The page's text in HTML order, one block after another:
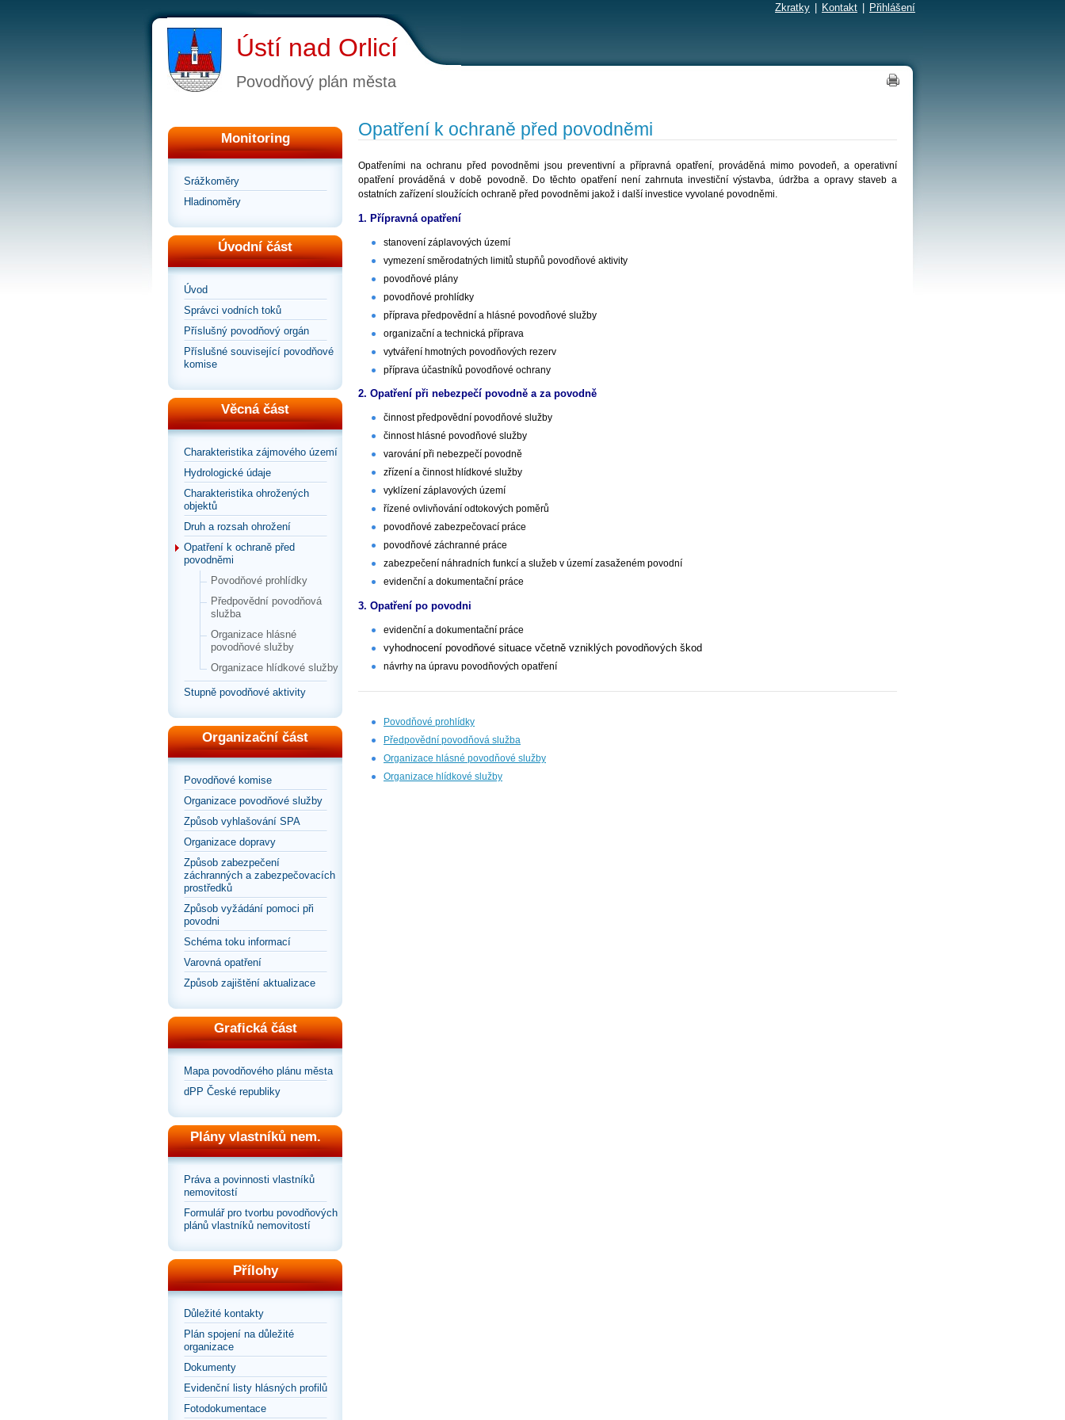
Zkratky Kontakt Přihlášení
Ústí nad Orlicí
Povodňový plán města
Monitoring
Srážkoměry
Hladinoměry
Úvodní část
Úvod
Správci vodních toků
Příslušný povodňový orgán
Příslušné související povodňové
komise
Věcná část
Charakteristika zájmového území
Hydrologické údaje
Charakteristika ohrožených
objektů
Druh a rozsah ohrožení
Opatření k ochraně před
povodněmi
Povodňové prohlídky
Předpovědní povodňová
služba
Organizace hlásné
povodňové služby
Organizace hlídkové služby
Stupně povodňové aktivity
Organizační část
Povodňové komise
Organizace povodňové služby
Způsob vyhlašování SPA
Organizace dopravy
Způsob zabezpečení
záchranných a zabezpečovacích
prostředků
Způsob vyžádání pomoci při
povodni
Schéma toku informací
Varovná opatření
Způsob zajištění aktualizace
Grafická část
Mapa povodňového plánu města
dPP České republiky
Plány vlastníků nem.
Práva a povinnosti vlastníků
nemovitostí
Formulář pro tvorbu povodňových
plánů vlastníků nemovitostí
Přílohy
Důležité kontakty
Plán spojení na důležité
organizace
Dokumenty
Evidenční listy hlásných profilů
Fotodokumentace
Opatření k ochraně před povodněmi
Opatřeními na ochranu před povodněmi jsou preventivní a přípravná opatření, prováděná mimo povodeň, a operativní
opatření prováděná v době povodně. Do těchto opatření není zahrnuta investiční výstavba, údržba a opravy staveb a
ostatních zařízení sloužících ochraně před povodněmi jakož i další investice vyvolané povodněmi.
1. Přípravná opatření
stanovení záplavových území
vymezení směrodatných limitů stupňů povodňové aktivity
povodňové plány
povodňové prohlídky
příprava předpovědní a hlásné povodňové služby
organizační a technická příprava
vytváření hmotných povodňových rezerv
příprava účastníků povodňové ochrany
2. Opatření při nebezpečí povodně a za povodně
činnost předpovědní povodňové služby
činnost hlásné povodňové služby
varování při nebezpečí povodně
zřízení a činnost hlídkové služby
vyklízení záplavových území
řízené ovlivňování odtokových poměrů
povodňové zabezpečovací práce
povodňové záchranné práce
zabezpečení náhradních funkcí a služeb v území zasaženém povodní
evidenční a dokumentační práce
3. Opatření po povodni
evidenční a dokumentační práce
vyhodnocení povodňové situace včetně vzniklých povodňových škod
návrhy na úpravu povodňových opatření
Povodňové prohlídky
Předpovědní povodňová služba
Organizace hlásné povodňové služby
Organizace hlídkové služby